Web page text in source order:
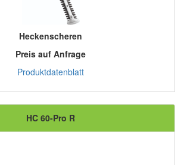
Heckenscheren
Preis auf Anfrage
Produktdatenblatt
HC 60-Pro R